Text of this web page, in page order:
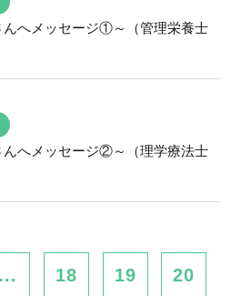
んへメッセージ①～（管理栄養士
んへメッセージ②～（理学療法士
... 18 19 20